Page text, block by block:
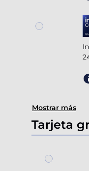
Mostrar más
Tarjeta